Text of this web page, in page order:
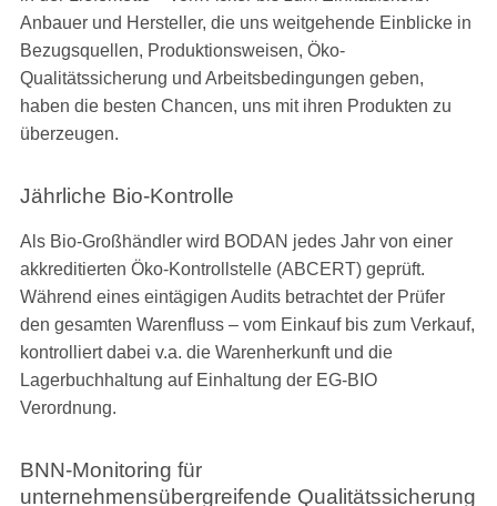
Anbauer und Hersteller, die uns weitgehende Einblicke in
Bezugsquellen, Produktionsweisen, Öko-
Qualitätssicherung und Arbeitsbedingungen geben,
haben die besten Chancen, uns mit ihren Produkten zu
überzeugen.
Jährliche Bio-Kontrolle
Als Bio-Großhändler wird BODAN jedes Jahr von einer
akkreditierten Öko-Kontrollstelle (ABCERT) geprüft.
Während eines eintägigen Audits betrachtet der Prüfer
den gesamten Warenfluss – vom Einkauf bis zum Verkauf,
kontrolliert dabei v.a. die Warenherkunft und die
Lagerbuchhaltung auf Einhaltung der EG-BIO
Verordnung.
BNN-Monitoring für
unternehmensübergreifende Qualitätssicherung